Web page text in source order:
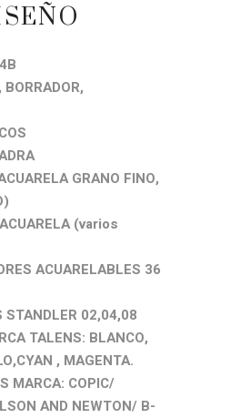
GRANO FINO,
(varios
ACUARELABLES 36
STANDLER 02,04,08
TALENS: BLANCO,
, MAGENTA.
MARCA: COPIC/
AND NEWTON/ B-